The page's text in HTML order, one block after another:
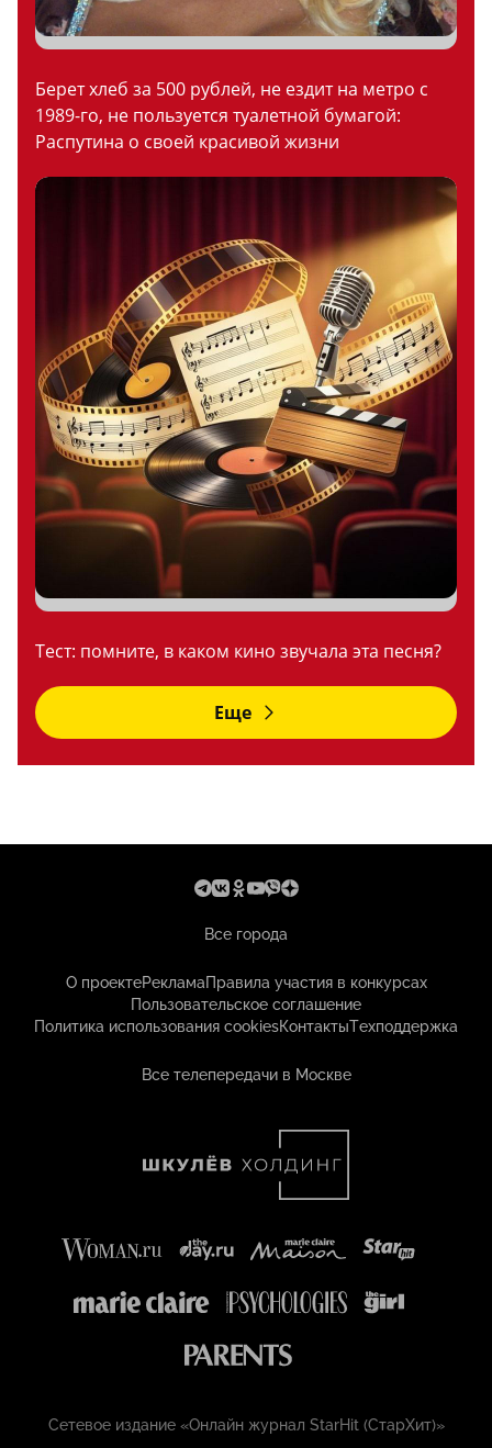
Берет хлеб за 500 рублей, не ездит на метро с
1989-го, не пользуется туалетной бумагой:
Распутина о своей красивой жизни
Тест: помните, в каком кино звучала эта песня?
Еще
Все города
О проектеРекламаПравила участия в конкурсах
Пользовательское соглашение
Политика использования cookiesКонтактыТехподдержка
Все телепередачи в Москве
Сетевое издание «Онлайн журнал StarHit (СтарХит)»